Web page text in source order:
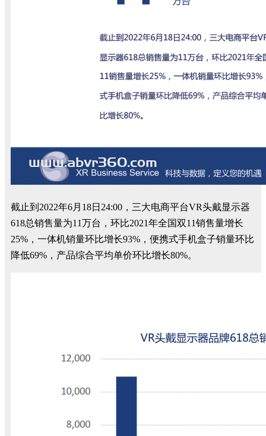
截止到 2022年6月 18日 24:00 ，三大电商平台VR头戴显示器
618总销售量为11万台，环比2021年全国双11销售量增长
25%，一体机销量环比增长93%，便携式手机盒子销量环比
降低69%，产品综合平均单价环比增长80%。